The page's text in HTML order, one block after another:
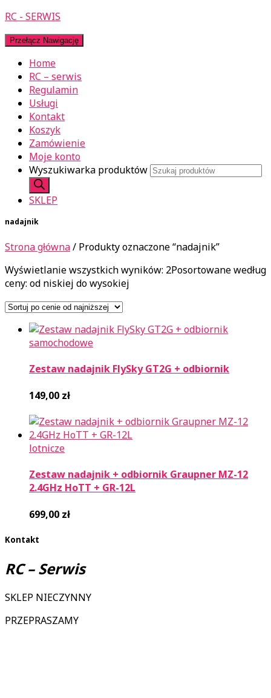
RC - SERWIS
Przełącz Nawigację
Home
RC – serwis
Regulamin
Usługi
Kontakt
Koszyk
Zamówienie
Moje konto
Wyszukiwarka produktów
SKLEP
nadajnik
Strona główna/ Produkty oznaczone “nadajnik”
Wyświetlanie wszystkich wyników: 2Posortowane według
ceny: od niskiej do wysokiej
samochodowe
Zestaw nadajnik FlySky GT2G + odbiornik
149,00 zł
lotnicze
Zestaw nadajnik + odbiornik Graupner MZ-12
2.4GHz HoTT + GR-12L
699,00 zł
Kontakt
RC – Serwis
SKLEP NIECZYNNY
PRZEPRASZAMY